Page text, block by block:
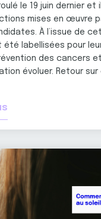
le 19 juin dernier et
mises en œuvre
À l’issue de
été labellisées pour
des cancers
évoluer. Retour